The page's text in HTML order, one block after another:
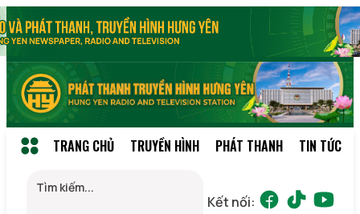
TRANG CHỦ TRUYỀN HÌNH PHÁT THANH TIN TỨC
Kết nối: